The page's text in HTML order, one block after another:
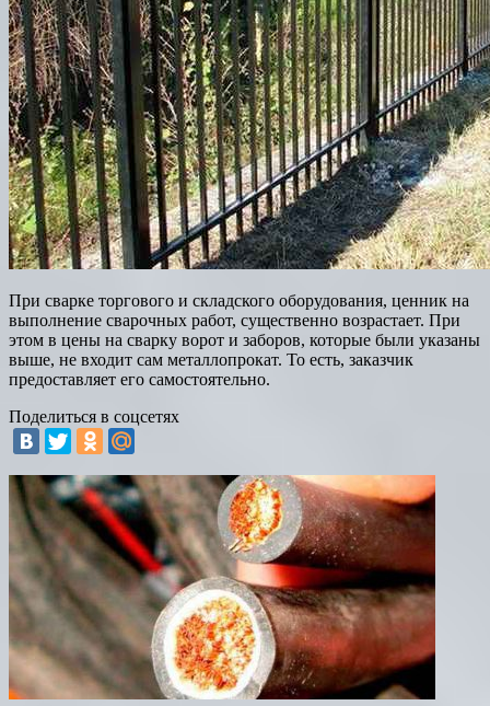
При сварке торгового и складского оборудования, ценник на
выполнение сварочных работ, существенно возрастает. При
этом в цены на сварку ворот и заборов, которые были указаны
выше, не входит сам металлопрокат. То есть, заказчик
предоставляет его самостоятельно.
Поделиться в соцсетях